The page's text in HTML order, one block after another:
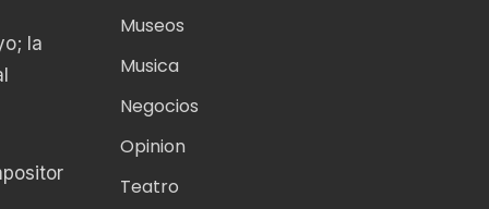
la
Museos
Musica
Negocios
Opinion
Teatro